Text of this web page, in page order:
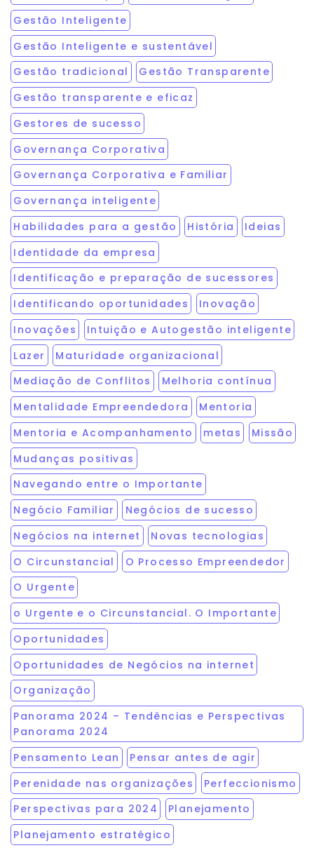
Gestão Inteligente
Gestão Inteligente e sustentável
Gestão tradicional
Gestão Transparente
Gestão transparente e eficaz
Gestores de sucesso
Governança Corporativa
Governança Corporativa e Familiar
Governança inteligente
Habilidades para a gestão
História
Ideias
Identidade da empresa
Identificação e preparação de sucessores
Identificando oportunidades
Inovação
Inovações
Intuição e Autogestão inteligente
Lazer
Maturidade organizacional
Mediação de Conflitos
Melhoria contínua
Mentalidade Empreendedora
Mentoria
Mentoria e Acompanhamento
metas
Missão
Mudanças positivas
Navegando entre o Importante
Negócio Familiar
Negócios de sucesso
Negócios na internet
Novas tecnologias
O Circunstancial
O Processo Empreendedor
O Urgente
o Urgente e o Circunstancial. O Importante
Oportunidades
Oportunidades de Negócios na internet
Organização
Panorama 2024 – Tendências e Perspectivas
Panorama 2024
Pensamento Lean
Pensar antes de agir
Perenidade nas organizações
Perfeccionismo
Perspectivas para 2024
Planejamento
Planejamento estratégico